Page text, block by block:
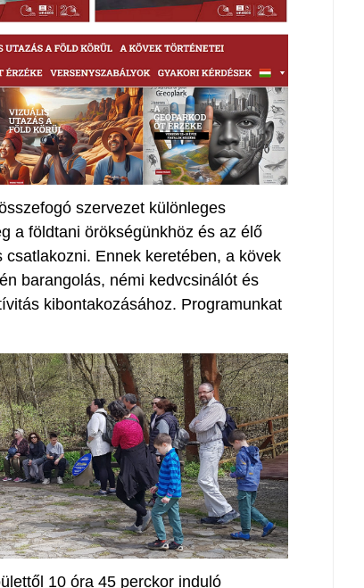
szervezet különleges
a földtani örökségünkhöz és az élő
Ennek keretében, a kövek
barangolás, némi kedvcsinálót és
kibontakozásához. Programunkat
10 óra 45 perckor induló